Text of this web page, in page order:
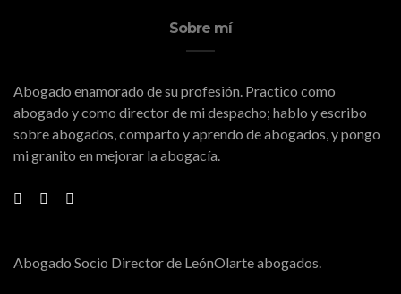
Sobre mí
Abogado enamorado de su profesión. Practico como
abogado y como director de mi despacho; hablo y escribo
sobre abogados, comparto y aprendo de abogados, y pongo
mi granito en mejorar la abogacía.
Abogado Socio Director de LeónOlarte abogados.